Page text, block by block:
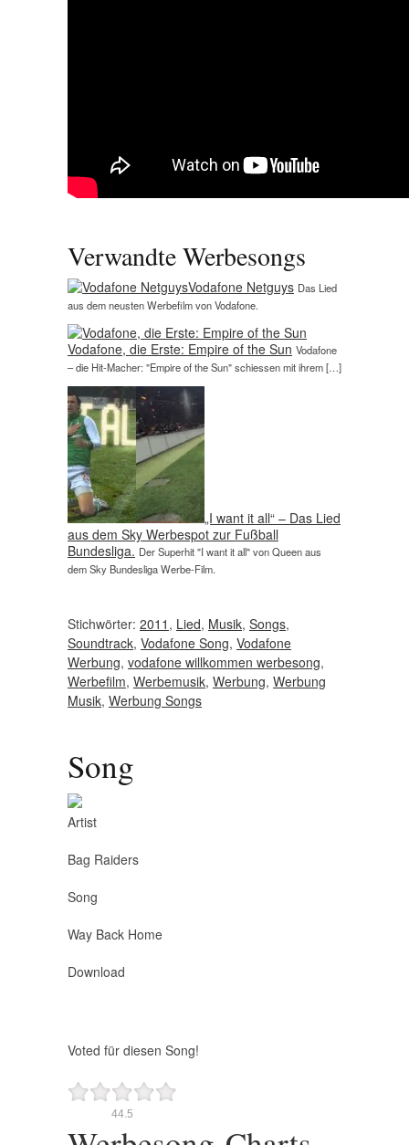
Verwandte Werbesongs
Vodafone Netguys Das Lied
aus dem neusten Werbefilm von Vodafone.
Vodafone, die Erste: Empire of the Sun Vodafone
– die Hit-Macher: "Empire of the Sun" schiessen mit ihrem […]
„I want it all“ – Das Lied
aus dem Sky Werbespot zur Fußball
Bundesliga. Der Superhit "I want it all" von Queen aus
dem Sky Bundesliga Werbe-Film.
Stichwörter: 2011 , Lied, Musik, Songs,
Soundtrack, Vodafone Song, Vodafone
Werbung, vodafone willkommen werbesong,
Werbefilm, Werbemusik, Werbung, Werbung
Musik, Werbung Songs
Song
Artist
Bag Raiders
Song
Way Back Home
Download
Voted für diesen Song!
44.5